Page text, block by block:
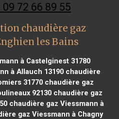
72 66 89 55
chaudière gaz
les Bains
à Castelginest 31780
à Allauch 13190chaudière
31770chaudière gaz
92130chaudière gaz
chaudière gaz Viessmann à
gaz Viessmann à Chagny